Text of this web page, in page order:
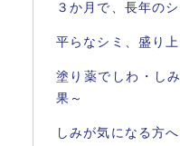
３か月で、長年の
平らなシミ、盛り
塗り薬でしわ・し
果～
しみが気になる方